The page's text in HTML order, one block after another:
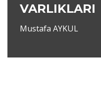
VARLIKLARI
Mustafa AYKUL